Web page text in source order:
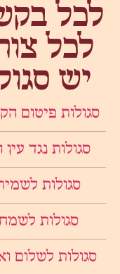
לכל
לכל
יש
סגולות פיטום
סגולות נגד
סגולות
סגולות
סגולות לשלום